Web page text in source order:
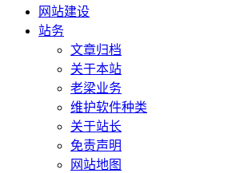
网站建设
站务
文章归档
关于本站
老梁业务
维护软件种类
关于站长
免责声明
网站地图